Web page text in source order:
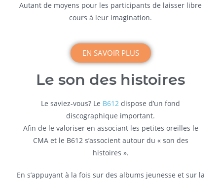
Autant de moyens pour les participants de laisser libre
cours à leur imagination.
EN SAVOIR PLUS
Le son des histoires
Le saviez-vous? Le B612 dispose d’un fond
discographique important.
Afin de le valoriser en associant les petites oreilles le
CMA et le B612 s’associent autour du « son des
histoires ».
En s’appuyant à la fois sur des albums jeunesse et sur la